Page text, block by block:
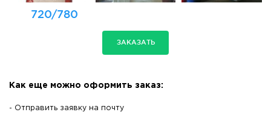
720/780
ЗАКАЗАТЬ
Как еще можно оформить заказ:
- Отправить заявку на почту